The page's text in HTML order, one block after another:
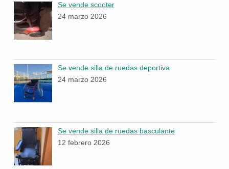
Se vende scooter
24 marzo 2026
Se vende silla de ruedas deportiva
24 marzo 2026
Se vende silla de ruedas basculante
12 febrero 2026